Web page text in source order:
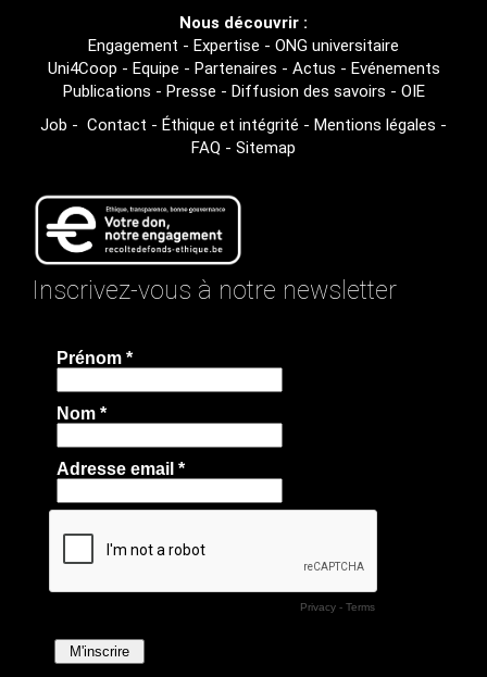
Nous découvrir :
Engagement - Expertise - ONG universitaire
Uni4Coop - Equipe - Partenaires - Actus - Evénements
Publications - Presse - Diffusion des savoirs - OIE
Job - Contact - Éthique et intégrité - Mentions légales -
FAQ - Sitemap
Inscrivez-vous à notre newsletter